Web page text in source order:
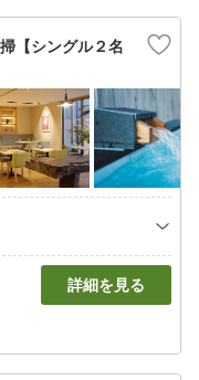
【シングル２名
詳細を見る